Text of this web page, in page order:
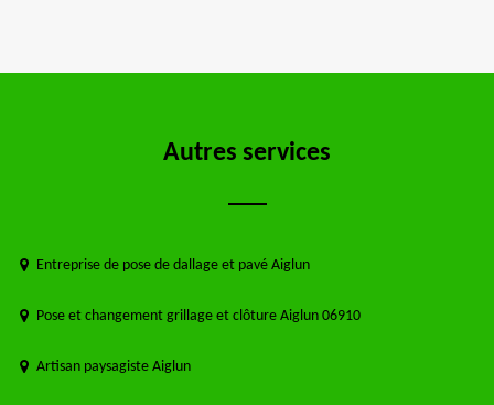
Autres services
Entreprise de pose de dallage et pavé Aiglun
Pose et changement grillage et clôture Aiglun 06910
Artisan paysagiste Aiglun